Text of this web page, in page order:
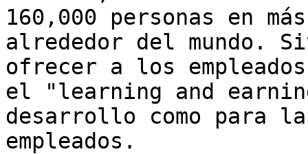
160,000 personas en
alrededor del mundo.
ofrecer a los
el "learning and
desarrollo como para
empleados.